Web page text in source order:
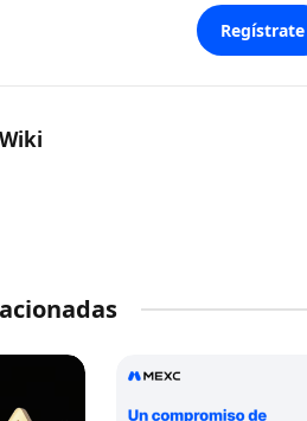
Regístrate